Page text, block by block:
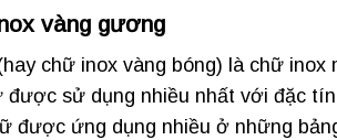
vàng gương
chữ inox vàng bóng) là chữ inox
được sử dụng nhiều nhất với đặc
được ứng dụng nhiều ở những